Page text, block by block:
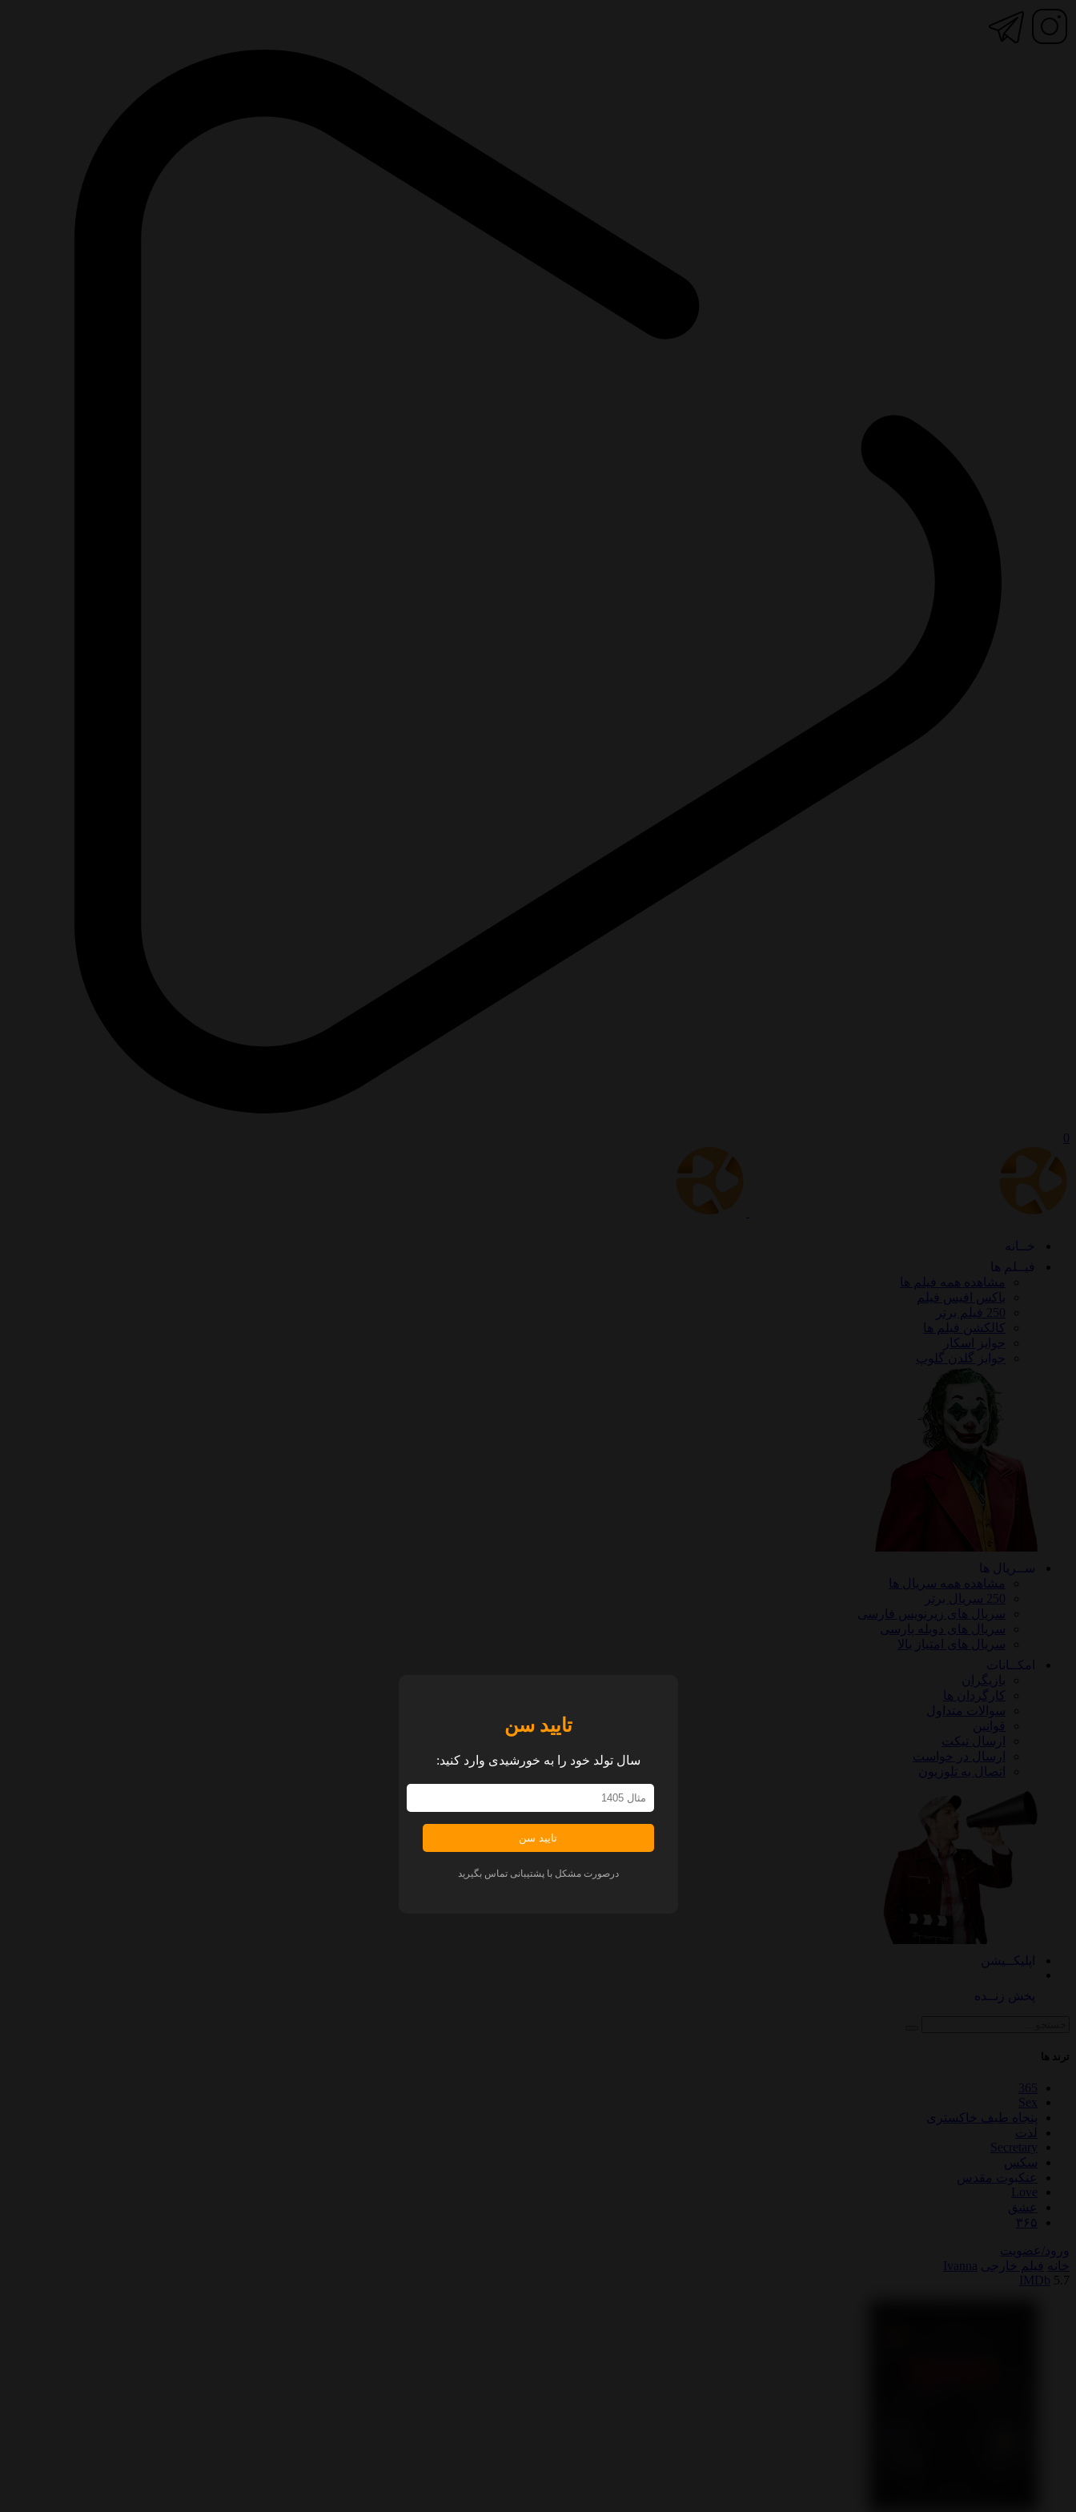
0
خــانه
فیــلم ها
مشاهده همه فیلم ها
باکس افیس فیلم
250 فیلم برتر
کالکشن فیلم ها
جوایز اسکار
جوایز گلدن گلوپ
ســریال ها
مشاهده همه سریال ها
250 سریال برتر
سریال های زیرنویس فارسی
سریال های دوبله پارسی
سریال های امتیاز بالا
امکــانات
بازیگران
کارگردان ها
سوالات متداول
قوانین
ارسال تیکت
ارسال در خواست
اتصال به تلوزیون
اپلیکــیشن
پخش زنــده
ترند ها
365
Sex
پنجاه طیف خاکستری
لذت
Secretary
سکس
عنکبوت مقدس
Love
عشق
۳۶۵
ورود/عضویت
تایید سن
سال تولد خود را به خورشیدی وارد کنید:
تایید سن
درصورت مشکل با پشتیبانی تماس بگیرید
خانه فیلم خارجی
Ivanna
IMDb 5.7